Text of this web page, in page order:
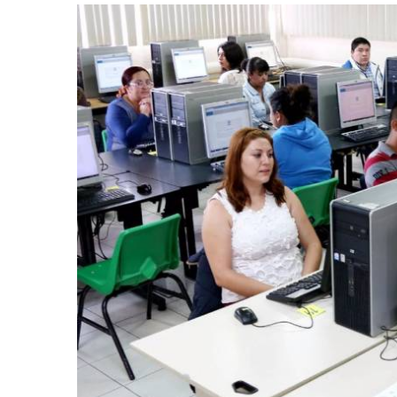
en el ejercicio de sus
electorales
Y salió la propuesta de Reforma
la Presidenta